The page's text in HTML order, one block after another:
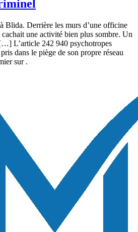
Blida. Derrière les murs d’une officine
une activité bien plus sombre. Un
L’article 242 940 psychotropes
dans le piège de son propre réseau
sur .